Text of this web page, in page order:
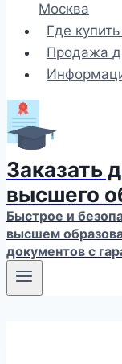
Москва
Где
Продажа
Заказать
высшего
Быстрое и
высшем
документов с